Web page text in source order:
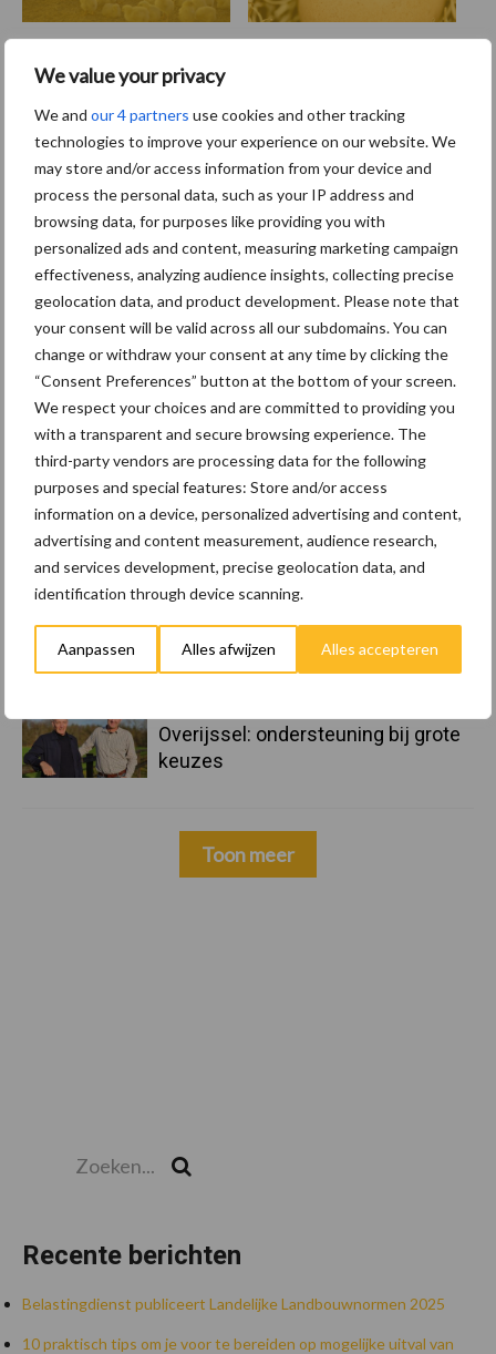
We value your privacy
We and our 4 partners use cookies and other tracking
technologies to improve your experience on our website. We
may store and/or access information from your device and
process the personal data, such as your IP address and
browsing data, for purposes like providing you with
personalized ads and content, measuring marketing campaign
effectiveness, analyzing audience insights, collecting precise
geolocation data, and product development. Please note that
your consent will be valid across all our subdomains. You can
change or withdraw your consent at any time by clicking the
“Consent Preferences” button at the bottom of your screen.
We respect your choices and are committed to providing you
with a transparent and secure browsing experience. The
third-party vendors are processing data for the following
purposes and special features: Store and/or access
information on a device, personalized advertising and content,
advertising and content measurement, audience research,
and services development, precise geolocation data, and
identification through device scanning.
Aanpassen Alles afwijzen Alles accepteren
Primaire
Sidebar
Recent nieuws Partner nieuws
Belastingdienst publiceert
Landelijke Landbouwnormen 2025
23 dec
10 praktisch tips om je voor te
bereiden op mogelijke uitval van het
stroomnet
23 dec
EU-pluimveesector groeit door,
maar tempo vlakt af
22 dec
Kwaliteit als wapen tegen
internationale handelsdruk in de
veeteeltsector
Overijssel: ondersteuning bij grote
keuzes
Toon meer
Recente berichten
Belastingdienst publiceert Landelijke Landbouwnormen 2025
10 praktisch tips om je voor te bereiden op mogelijke uitval van